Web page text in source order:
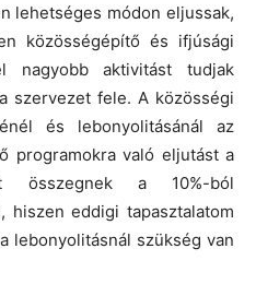
lehetséges módon eljussak,
közösségépítő és ifjúsági
nagyobb aktivitást tudjak
szervezet fele. A közösségi
és lebonyolitásánál az
programokra való eljutást a
összegnek a 10%-ból
hiszen eddigi tapasztalatom
lebonyolitásnál szükség van